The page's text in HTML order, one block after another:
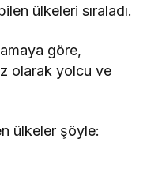
ülkeleri sıraladı.
göre,
olarak yolcu ve
ülkeler şöyle: